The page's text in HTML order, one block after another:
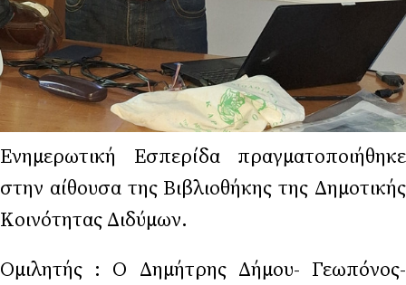
Ενημερωτική Εσπερίδα πραγματοποιήθηκε
στην αίθουσα της Βιβλιοθήκης της Δημοτικής
Κοινότητας Διδύμων.
Ομιλητής : Ο Δημήτρης Δήμου- Γεωπόνος-